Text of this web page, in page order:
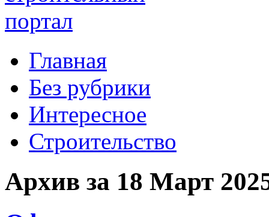
Главная
Без рубрики
Интересное
Строительство
Архив за 18 Март